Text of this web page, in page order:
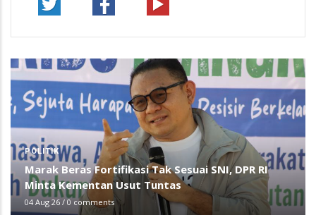
POLITIK
Marak Beras Fortifikasi Tak Sesuai SNI, DPR RI
Minta Kementan Usut Tuntas
04 Aug 26 / 0 comments